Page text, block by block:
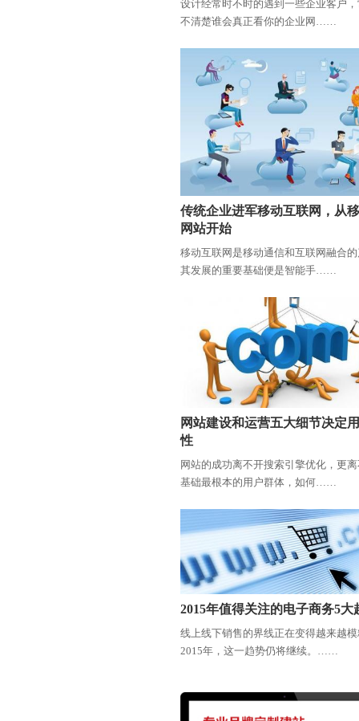
设计经常时不时的遇到一些企业客户
不清楚谁会真正看你的企业网……
传统企业进军移动互联网，从
网站开始
移动互联网是移动通信和互联网融合
其发展的重要基础便是智能手……
网站建设和运营五大细节决定
性
网站的成功离不开搜索引擎优化，更
基础最根本的用户群体，如何……
2015年值得关注的电子商务5大
线上线下销售的界线正在变得越来越
2015年，这一趋势仍将继续。……